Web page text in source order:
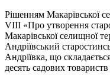
Рішенням Макарівської
VIII «Про утворення
Макарівської селищної
Андріївський
Андріївка, що
десять садових